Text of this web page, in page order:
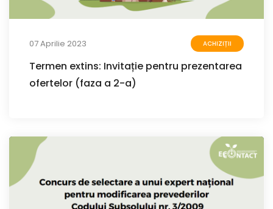
07 Aprilie 2023 ACHIZIȚII
Termen extins: Invitație pentru prezentarea
ofertelor (faza a 2-a)